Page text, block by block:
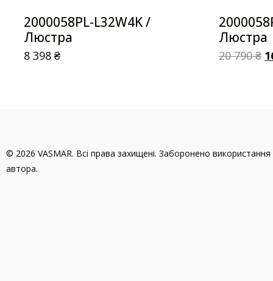
2000058PL-L32W4K /
Люстра
8 398₴
Люстра
20 790₴
© 2026 VASMAR. Всі права захищені. Заборонено використання
автора.